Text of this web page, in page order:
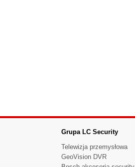
Grupa LC Security
Telewizja przemysłowa
GeoVision DVR